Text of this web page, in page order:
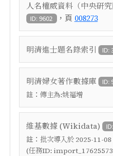
人名權威資料（中央研
ID: 9602 ，頁 008273
明清進士題名錄索引 ID:
明清婦女著作數據庫 ID:
註： 傳主為:姚福增
維基數據 (Wikidata)
註： 批次導入於 2025-11-
(任務ID: